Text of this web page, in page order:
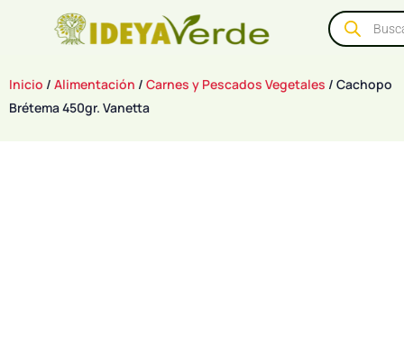
Inicio / Alimentación / Carnes y Pescados Vegetales / Cachopo
Brétema 450gr. Vanetta